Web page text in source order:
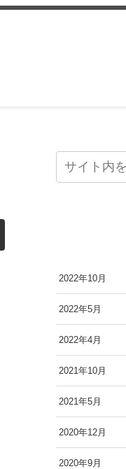
2022年10月
2022年5月
2022年4月
2021年10月
2021年5月
2020年12月
2020年9月